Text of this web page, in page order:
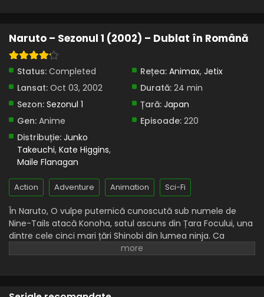
Naruto – Sezonul 1 Episodul 146 – Visurile lui
Eps 146 - Visurile lui Orochimaru - 28 August, 2025
Naruto – Sezonul 1 Episodul 145 – Formația Ino-
Shika-Cho
Eps 145 - Formația Ino-Shika-Cho - 28 August, 2025
Naruto – Sezonul 1 Episodul 144 – O nouă
echipă: Doi oameni și un câine
Eps 144 - O nouă echipă: Doi oameni și un câine - 28
August, 2025
Naruto – Sezonul 1 Episodul 143 – Ton-Ton:
Contăm pe tine
Eps 143 - Ton-Ton: Contăm pe tine - 28 August, 2025
Naruto – Sezonul 1 (2002) – Dublat în Română
Status: Completed Rețea: Animax, Jetix
Lansat: Oct 03, 2002 Durată: 24 min
Sezon: Sezonul 1 Țară: Japan
Gen: Anime Episoade: 220
Distribuție: Junko
Takeuchi, Kate Higgins,
Maile Flanagan
Action Adventure Animation Sci-Fi
În Naruto, O vulpe puternică cunoscută sub numele de
Nine-Tails atacă Konoha, satul ascuns din Țara Focului, una
dintre cele cinci mari țări Shinobi din lumea ninja. Ca
răspuns, liderul Konoha și al patrulea Hokage, Minato